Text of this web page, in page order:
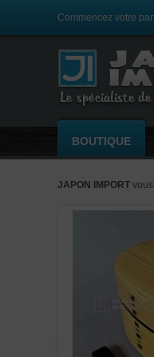
Commencez votre
Le spécialiste
BOUTIQUE
JAPON IMPORT